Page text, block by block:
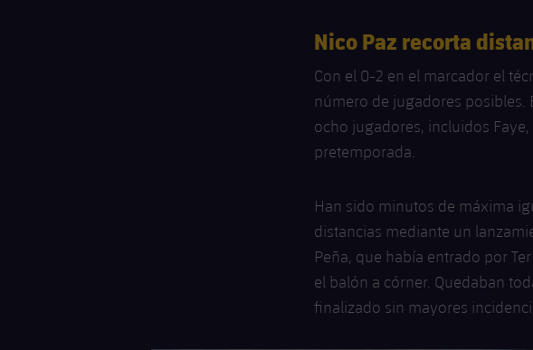
Nico Paz recorta
Con el 0-2 en el marcador el
número de jugadores
ocho jugadores, incluidos
pretemporada.
Han sido minutos de máxima
distancias mediante un
Peña, que había entrado por
el balón a córner. Quedaban
finalizado sin mayores